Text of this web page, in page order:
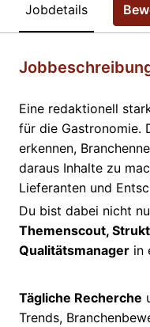
Jobdetails
Eine redaktionell
für die Gastronomie.
erkennen,
daraus Inhalte zu
Lieferanten und
Du bist dabei nicht
Themenscout,
Qualitätsmanager in
Tägliche Recherche
Trends,